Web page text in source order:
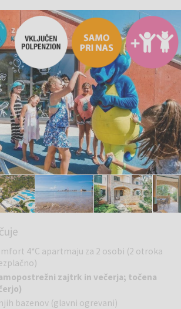
4*C apartmaju za 2 osobi (2 otroka
zajtrk in večerja; točena
bazenov (glavni ogrevani)